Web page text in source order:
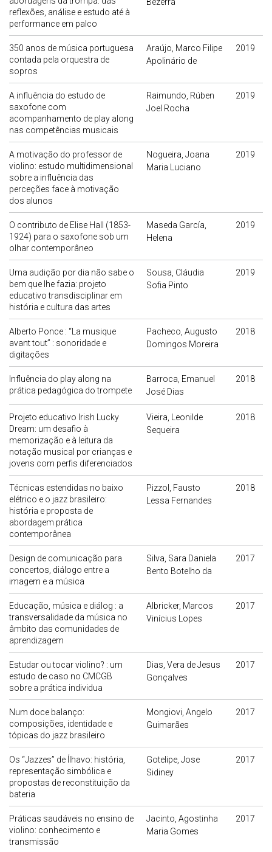
reflexões, análise e estudo até à
performance em palco
350 anos de música portuguesa
contada pela orquestra de
sopros
Araújo, Marco Filipe
Apolinário de
2019
A influência do estudo de
saxofone com
acompanhamento de play along
nas competências musicais
Raimundo, Rúben
Joel Rocha
2019
A motivação do professor de
violino: estudo multidimensional
sobre a influência das
perceções face à motivação
dos alunos
Nogueira, Joana
Maria Luciano
2019
O contributo de Elise Hall (1853-
1924) para o saxofone sob um
olhar contemporâneo
Maseda García,
Helena
2019
Uma audição por dia não sabe o
bem que lhe fazia: projeto
educativo transdisciplinar em
história e cultura das artes
Sousa, Cláudia
Sofia Pinto
2019
Alberto Ponce : “La musique
avant tout” : sonoridade e
digitações
Pacheco, Augusto
Domingos Moreira
2018
Influência do play along na
prática pedagógica do trompete
Barroca, Emanuel
José Dias
2018
Projeto educativo Irish Lucky
Dream: um desafio à
memorização e à leitura da
notação musical por crianças e
jovens com perfis diferenciados
Vieira, Leonilde
Sequeira
2018
Técnicas estendidas no baixo
elétrico e o jazz brasileiro:
história e proposta de
abordagem prática
contemporânea
Pizzol, Fausto
Lessa Fernandes
2018
Design de comunicação para
concertos, diálogo entre a
imagem e a música
Silva, Sara Daniela
Bento Botelho da
2017
Educação, música e diálog : a
transversalidade da música no
âmbito das comunidades de
aprendizagem
Albricker, Marcos
Vinícius Lopes
2017
Estudar ou tocar violino? : um
estudo de caso no CMCGB
sobre a prática individua
Dias, Vera de Jesus
Gonçalves
2017
Num doce balanço:
composições, identidade e
tópicas do jazz brasileiro
Mongiovi, Angelo
Guimarães
2017
Os “Jazzes” de Ílhavo: história,
representação simbólica e
propostas de reconstituição da
bateria
Gotelipe, Jose
Sidiney
2017
Práticas saudáveis no ensino de
violino: conhecimento e
transmissão
Jacinto, Agostinha
Maria Gomes
2017